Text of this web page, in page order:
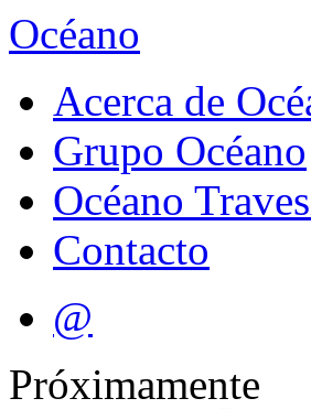
Océano
Acerca de
Grupo Océano
Océano
Contacto
@
Próximamente